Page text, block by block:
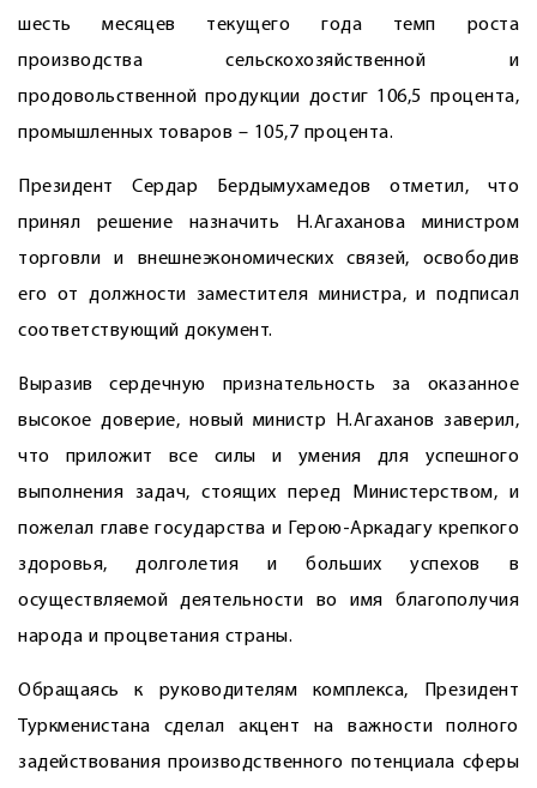
шесть месяцев текущего года темп роста
производства сельскохозяйственной и
продовольственной продукции достиг 106,5 процента,
промышленных товаров – 105,7 процента.
Президент Сердар Бердымухамедов отметил, что
принял решение назначить Н.Агаханова министром
торговли и внешнеэкономических связей, освободив
его от должности заместителя министра, и подписал
соответствующий документ.
Выразив сердечную признательность за оказанное
высокое доверие, новый министр Н.Агаханов заверил,
что приложит все силы и умения для успешного
выполнения задач, стоящих перед Министерством, и
пожелал главе государства и ­Герою-Аркадагу крепкого
здоровья, долголетия и больших успехов в
осуществляемой деятельности во имя благополучия
народа и процветания страны.
Обращаясь к руководителям комплекса, Президент
Туркменистана сделал акцент на важности полного
задействования производственного потенциала сферы